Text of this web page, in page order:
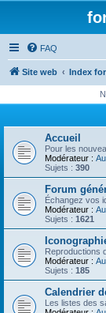
FAQ
Site web Index
Accueil
Pour les
Modérateur :
Sujets : 390
Forum
Échangez vos
Modérateur :
Sujets : 1621
Reproductions
Modérateur :
Sujets : 185
Calendrier
Les listes des